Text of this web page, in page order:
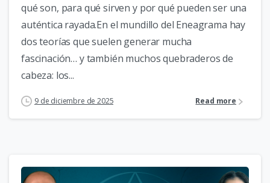
qué son, para qué sirven y por qué pueden ser una
auténtica rayada.En el mundillo del Eneagrama hay
dos teorías que suelen generar mucha
fascinación… y también muchos quebraderos de
cabeza: los...
9 de diciembre de 2025 Read more